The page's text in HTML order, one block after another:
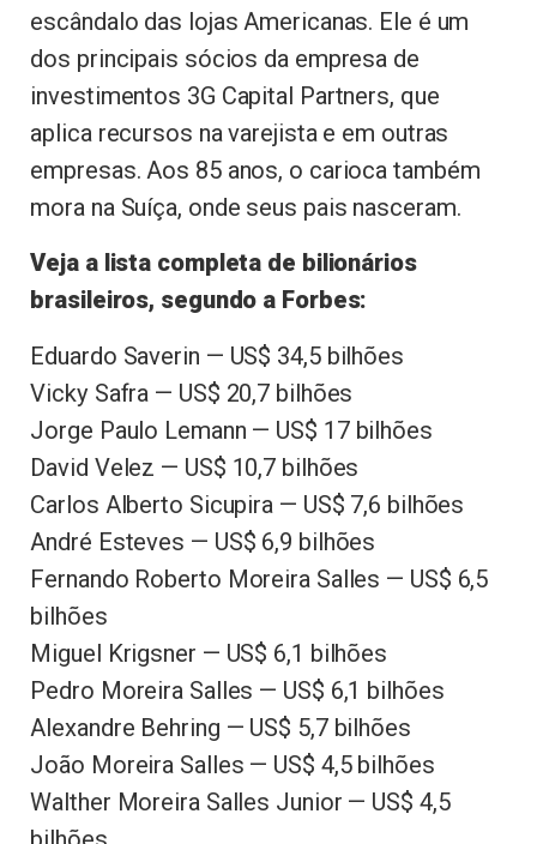
escândalo das lojas Americanas. Ele é um
dos principais sócios da empresa de
investimentos 3G Capital Partners, que
aplica recursos na varejista e em outras
empresas. Aos 85 anos, o carioca também
mora na Suíça, onde seus pais nasceram.
Veja a lista completa de bilionários
brasileiros, segundo a Forbes:
Eduardo Saverin — US$ 34,5 bilhões
Vicky Safra — US$ 20,7 bilhões
Jorge Paulo Lemann — US$ 17 bilhões
David Velez — US$ 10,7 bilhões
Carlos Alberto Sicupira — US$ 7,6 bilhões
André Esteves — US$ 6,9 bilhões
Fernando Roberto Moreira Salles — US$ 6,5
bilhões
Miguel Krigsner — US$ 6,1 bilhões
Pedro Moreira Salles — US$ 6,1 bilhões
Alexandre Behring — US$ 5,7 bilhões
João Moreira Salles — US$ 4,5 bilhões
Walther Moreira Salles Junior — US$ 4,5